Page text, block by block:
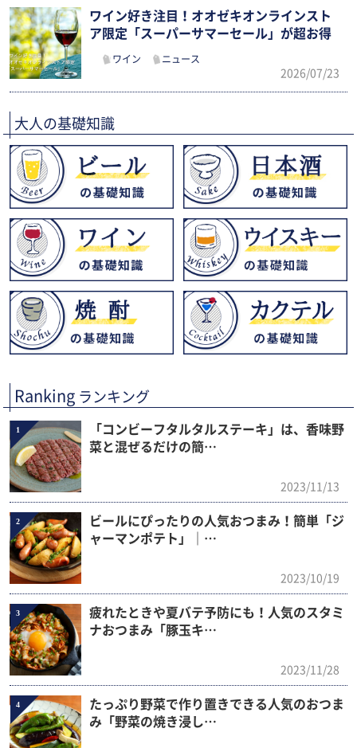
ワイン好き注目！オオゼキオンラインスト
ア限定「スーパーサマーセール」が超お得
ワイン ニュース
2026/07/23
大人の基礎知識
Ranking ランキング
1
「コンビーフタルタルステーキ」は、香味野
菜と混ぜるだけの簡…
2023/11/13
2
ビールにぴったりの人気おつまみ！簡単「ジ
ャーマンポテト」｜…
2023/10/19
3
疲れたときや夏バテ予防にも！人気のスタミ
ナおつまみ「豚玉キ…
2023/11/28
4
たっぷり野菜で作り置きできる人気のおつま
み「野菜の焼き浸し…